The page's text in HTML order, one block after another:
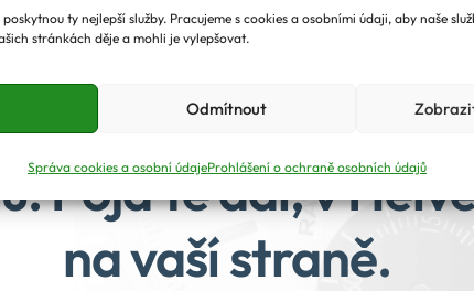
ty nejlepší služby. Pracujeme s cookies a osobními údaji, aby naše
stránkách děje a mohli je vylepšovat.
Odmítnout
Správa cookies a osobní údajeProhlášení o ochraně osobních údajů
vás odkrýváme
strojků času,
Pojďte dál, v
na vaší straně.